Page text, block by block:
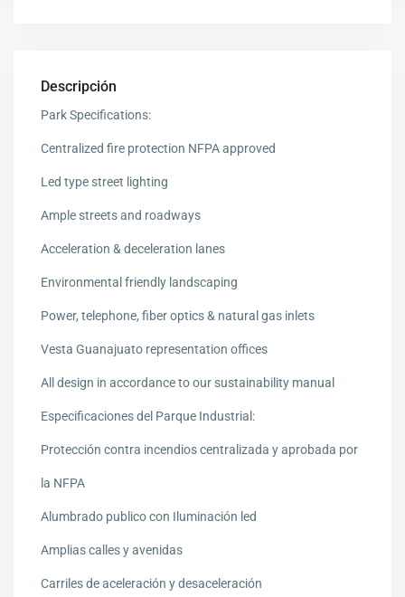
Descripción
Park Specifications:
Centralized fire protection NFPA approved
Led type street lighting
Ample streets and roadways
Acceleration & deceleration lanes
Environmental friendly landscaping
Power, telephone, fiber optics & natural gas inlets
Vesta Guanajuato representation offices
All design in accordance to our sustainability manual
Especificaciones del Parque Industrial:
Protección contra incendios centralizada y aprobada por
la NFPA
Alumbrado publico con Iluminación led
Amplias calles y avenidas
Carriles de aceleración y desaceleración